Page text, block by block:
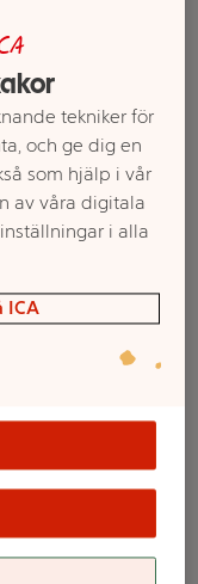
butikerna
tekniker för
och ge dig en
som hjälp i vår
av våra digitala
i alla
ICA